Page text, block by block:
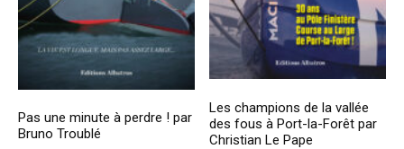
Pas une minute à perdre ! par
Bruno Troublé
Les champions de la vallée
des fous à Port-la-Forêt par
Christian Le Pape